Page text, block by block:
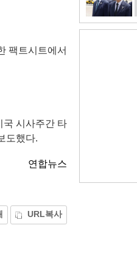
팩트시트에서
국 시사주간 타
도했다.
연합뉴스
URL복사